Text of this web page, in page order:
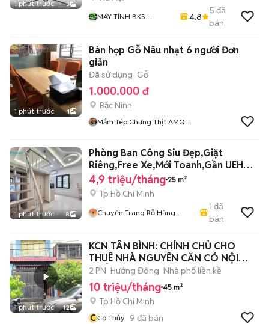
1 phút trước 3
MÁY TÍNH BK5
4.8
5 đã
bán
1 phút trước 1
Bàn họp Gỗ Nâu nhạt 6 người Đơn
giản
Đã sử dụng Gỗ
1.000.000 đ
Bắc Ninh
Mắm Tép Chưng Thịt AMQ
1 phút trước 8
Phòng Ban Công Siu Đẹp,Giặt
Riêng,Free Xe,Mới Toanh,Gần UEH
N,Văn Hiên
4,9 triệu/tháng 25 m²
Tp Hồ Chí Minh
Chuyên Trang Rỗ Hàng
1 đã
bán
1 phút trước 12
KCN TÂN BÌNH: CHÍNH CHỦ CHO
THUÊ NHÀ NGUYÊN CĂN CÓ NỘI
THẤT,VÀO Ở NGAY
2 PN Hướng Đông Nhà phố liền kề
10 triệu/tháng 45 m²
Tp Hồ Chí Minh
CCô Thủy 9 đã bán